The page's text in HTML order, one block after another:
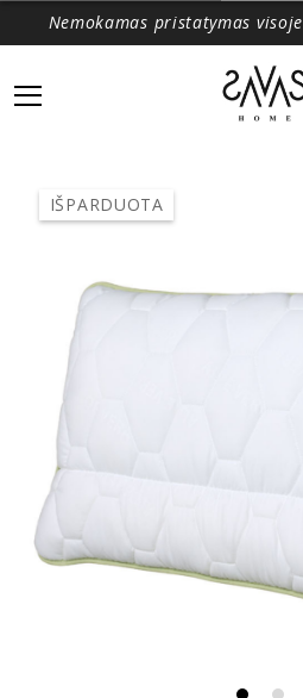
Nemokamas pristatymas
IŠPARDUOTA